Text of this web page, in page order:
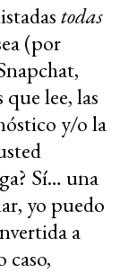
todas
(por
lee, las
y/o la
Sí… una
yo puedo
a
caso,